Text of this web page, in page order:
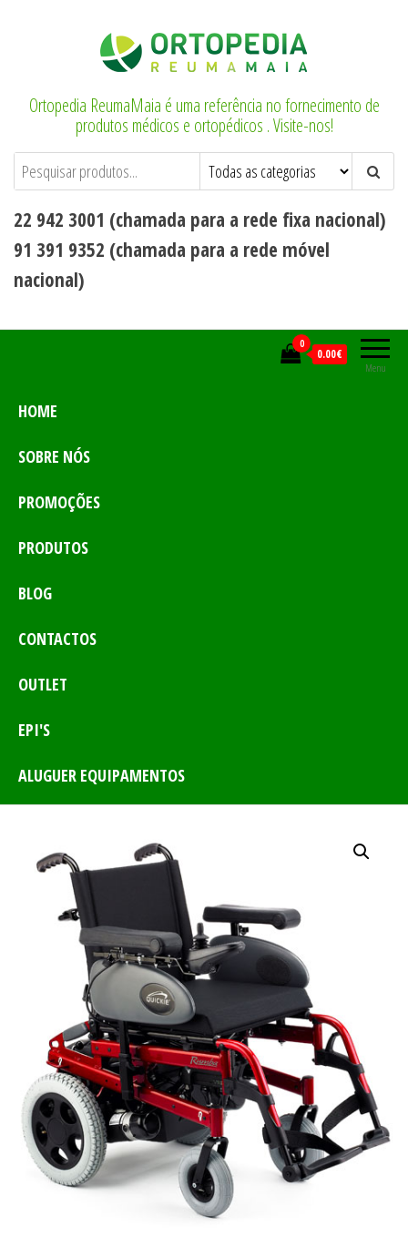
Ortopedia ReumaMaia é uma referência no fornecimento de
produtos médicos e ortopédicos . Visite-nos!
22 942 3001 (chamada para a rede fixa nacional)
91 391 9352 (chamada para a rede móvel
nacional)
Menu
0
0.00€
HOME
SOBRE NÓS
PROMOÇÕES
PRODUTOS
BLOG
CONTACTOS
OUTLET
EPI'S
ALUGUER EQUIPAMENTOS